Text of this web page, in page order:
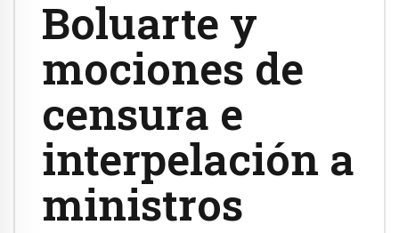
Boluarte y
mociones de
censura e
interpelación a
ministros